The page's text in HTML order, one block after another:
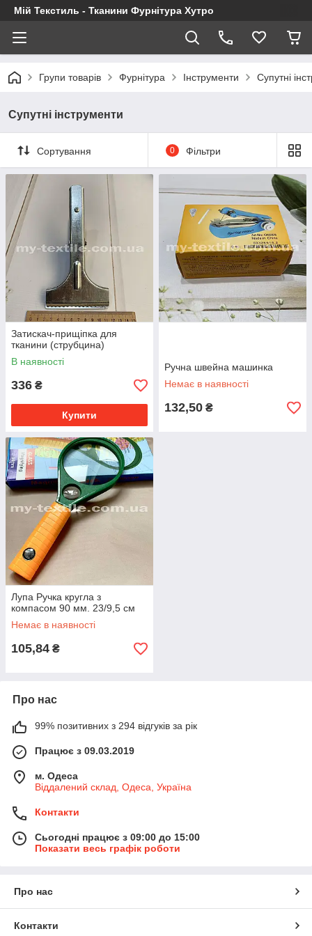
Мій Текстиль - Тканини Фурнітура Хутро
Групи товарів Фурнітура Інструменти Супутні
Супутні інструменти
Сортування 0 Фільтри
Затискач-прищіпка для
тканини (струбцина)
В наявності
336 ₴
Купити
Ручна швейна машинка
Немає в наявності
132,50 ₴
Лупа Ручка кругла з
компасом 90 мм. 23/9,5 см
Немає в наявності
105,84 ₴
Про нас
99% позитивних з 294 відгуків за рік
Працює з 09.03.2019
м. Одеса
Віддалений склад, Одеса, Україна
Контакти
Сьогодні працює з 09:00 до 15:00
Показати весь графік роботи
Про нас
Контакти